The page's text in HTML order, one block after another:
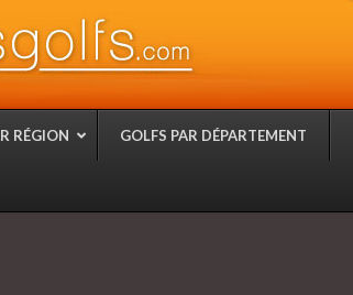
RÉGION GOLFS PAR DÉPARTEMENT